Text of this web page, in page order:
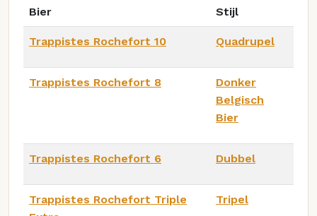
Bier Stijl
Trappistes Rochefort 10 Quadrupel
Trappistes Rochefort 8
Donker
Belgisch
Bier
Trappistes Rochefort 6 Dubbel
Trappistes Rochefort Triple
Tripel